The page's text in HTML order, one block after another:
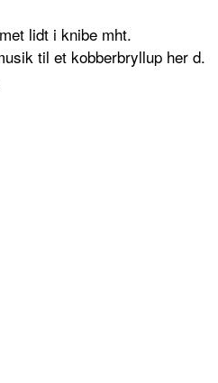
lidt i knibe mht.
til et kobberbryllup her d.